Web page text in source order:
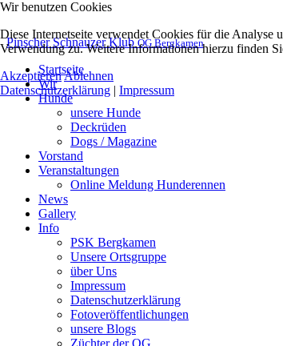
Pinscher Schnauzer Klub OG Bergkamen
Startseite
Wir
Hunde
unsere Hunde
Deckrüden
Dogs / Magazine
Vorstand
Veranstaltungen
Online Meldung Hunderennen
News
Gallery
Info
PSK Bergkamen
Unsere Ortsgruppe
über Uns
Impressum
Datenschutzerklärung
Fotoveröffentlichungen
unsere Blogs
Züchter der OG
Wir benutzen Cookies
Diese Internetseite verwendet Cookies für die Analyse
Verwendung zu. Weitere Informationen hierzu finden
AkzeptierenAblehnen
Datenschutzerklärung | Impressum